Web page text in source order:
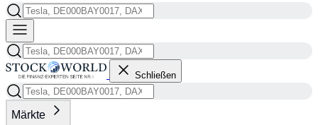
Schließen
Märkte